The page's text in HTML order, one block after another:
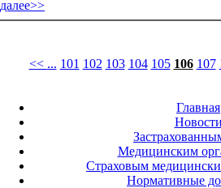
далее>>
<< ... 101 102 103 104 105 106 107
Главная
Новости
Медицинским
Страховым
Нормативные